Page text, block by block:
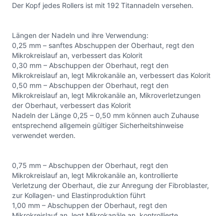
Der Kopf jedes Rollers ist mit 192 Titannadeln versehen.
Längen der Nadeln und ihre Verwendung:
0,25 mm – sanftes Abschuppen der Oberhaut, regt den
Mikrokreislauf an, verbessert das Kolorit
0,30 mm – Abschuppen der Oberhaut, regt den
Mikrokreislauf an, legt Mikrokanäle an, verbessert das Kolorit
0,50 mm – Abschuppen der Oberhaut, regt den
Mikrokreislauf an, legt Mikrokanäle an, Mikroverletzungen
der Oberhaut, verbessert das Kolorit
Nadeln der Länge 0,25 – 0,50 mm können auch Zuhause
entsprechend allgemein gültiger Sicherheitshinweise
verwendet werden.
0,75 mm – Abschuppen der Oberhaut, regt den
Mikrokreislauf an, legt Mikrokanäle an, kontrollierte
Verletzung der Oberhaut, die zur Anregung der Fibroblaster,
zur Kollagen- und Elastinproduktion führt
1,00 mm – Abschuppen der Oberhaut, regt den